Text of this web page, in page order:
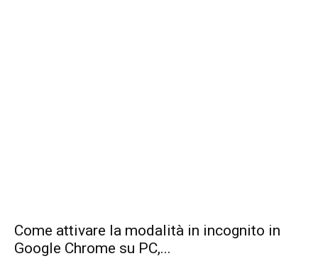
Come attivare la modalità in incognito in
Google Chrome su PC,...